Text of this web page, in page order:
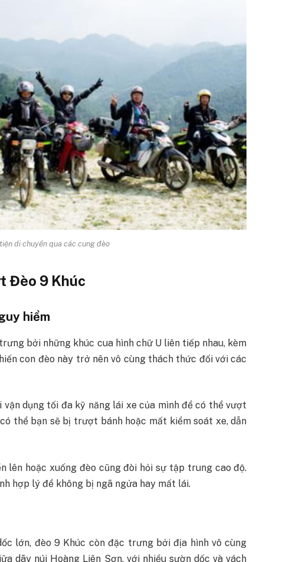
di chuyển qua các cung đèo
Đèo 9 Khúc
hiểm
bởi những khúc cua hình chữ U liên tiếp nhau, kèm
con đèo này trở nên vô cùng thách thức đối với các
vận dụng tối đa kỹ năng lái xe của mình để có thể vượt
thể bạn sẽ bị trượt bánh hoặc mất kiểm soát xe, dẫn
lên hoặc xuống đèo cũng đòi hỏi sự tập trung cao độ.
hợp lý để không bị ngã ngửa hay mất lái.
lớn, đèo 9 Khúc còn đặc trưng bởi địa hình vô cùng
dãy núi Hoàng Liên Sơn, với nhiều sườn dốc và vách